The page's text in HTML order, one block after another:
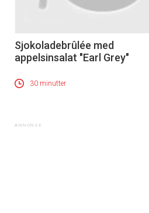
Sjokoladebrûlée med
appelsinsalat "Earl Grey"
30 minutter